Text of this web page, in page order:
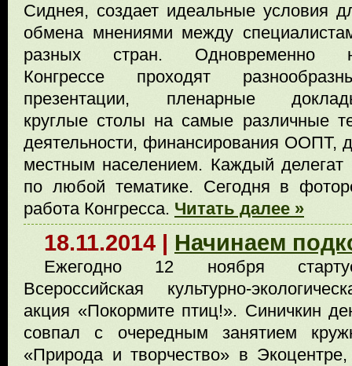
Сиднея, создает идеальные условия
обмена мнениями между
разных стран. Одновременно
Конгрессе проходят
презентации, пленарные
круглые столы на самые различные
деятельности, финансирования ООПТ,
местным населением. Каждый делегат
по любой тематике. Сегодня в
работа Конгресса. Читать далее »
18.11.2014 | Начинаем
Ежегодно 12 ноября
Всероссийская культурно-
акция «Покормите птиц!». Синичкин
совпал с очередным занятием
«Природа и творчество» в